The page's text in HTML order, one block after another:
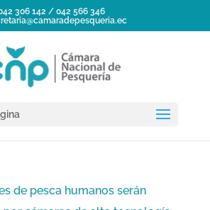
306 142 / 042 566 346